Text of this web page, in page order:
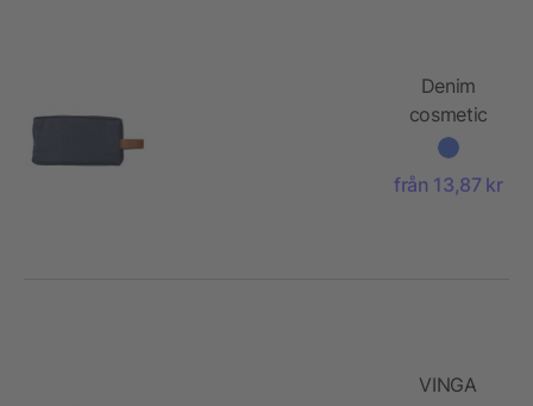
Denim
cosmetic
bag
Marianne
från 13,87 kr
VINGA